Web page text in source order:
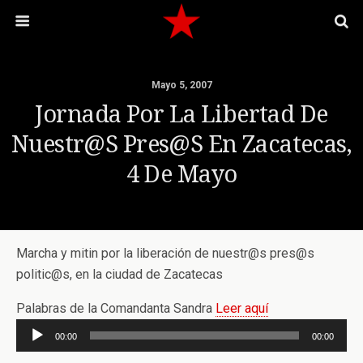
Mayo 5, 2007
Jornada Por La Libertad De
Nuestr@s Pres@s En Zacatecas,
4 De Mayo
Marcha y mitin por la liberación de nuestr@s pres@s
politic@s, en la ciudad de Zacatecas
Palabras de la Comandanta Sandra Leer aquí
Reproductor
de
00:00 00:00